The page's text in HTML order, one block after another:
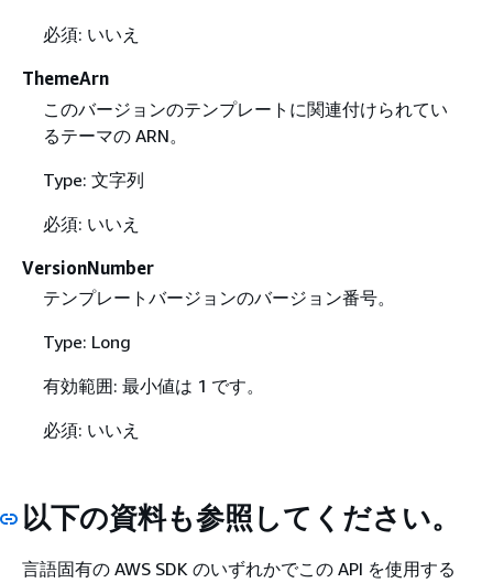
必須: いいえ
ThemeArn
このバージョンのテンプレートに関連付けられてい
るテーマの ARN。
Type: 文字列
必須: いいえ
VersionNumber
テンプレートバージョンのバージョン番号。
Type: Long
有効範囲: 最小値は 1 です。
必須: いいえ
以下の資料も参照してください。
言語固有の AWS SDK のいずれかでこの API を使用する